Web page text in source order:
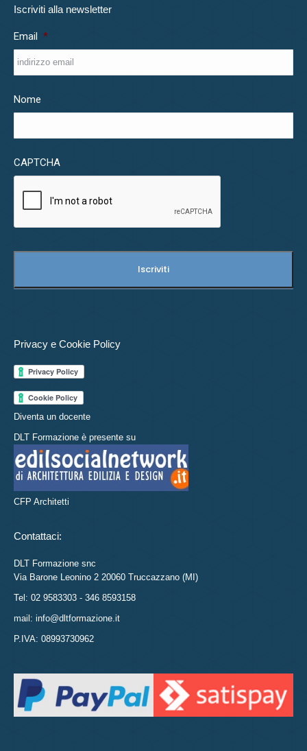
Iscriviti alla newsletter
Email *
Nome
CAPTCHA
Privacy e Cookie Policy
Diventa un docente
DLT Formazione è presente su
CFP Architetti
Contattaci:
DLT Formazione snc
Via Barone Leonino 2 20060 Truccazzano (MI)
Tel: 02 9583303 - 346 8593158
mail: info@dltformazione.it
P.IVA: 08993730962